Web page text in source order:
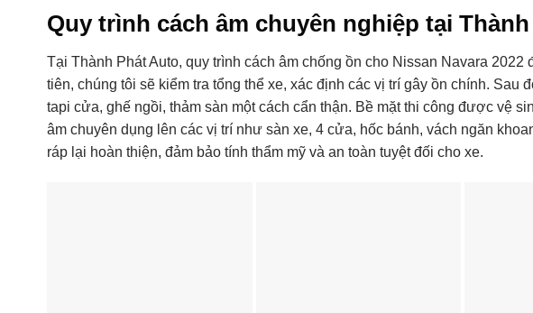
Quy trình cách âm chuyên nghiệp tại
Tại Thành Phát Auto, quy trình cách âm chống ồn cho Nissan Navara
tiên, chúng tôi sẽ kiểm tra tổng thể xe, xác định các vị trí gây ồn chính. Sau
tapi cửa, ghế ngồi, thảm sàn một cách cẩn thận. Bề mặt thi công được vệ
âm chuyên dụng lên các vị trí như sàn xe, 4 cửa, hốc bánh, vách ngăn
ráp lại hoàn thiện, đảm bảo tính thẩm mỹ và an toàn tuyệt đối cho xe.